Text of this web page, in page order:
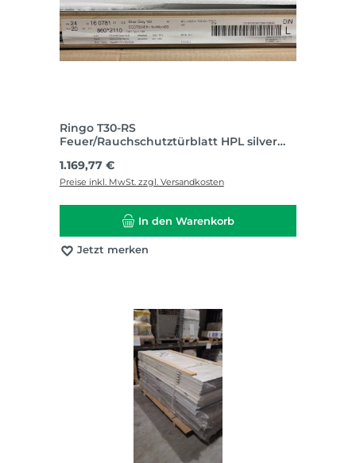
Ringo T30-RS
Feuer/Rauchschutztürblatt HPL silver
Regulärer Preis:
1.169,77 €
Preise inkl. MwSt. zzgl. Versandkosten
In den Warenkorb
Jetzt merken